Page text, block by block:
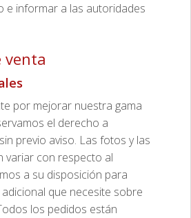
e informar a las autoridades
venta
por mejorar nuestra gama
el derecho a
previo aviso. Las fotos y las
variar con respecto al
a su disposición para
que necesite sobre
los pedidos están